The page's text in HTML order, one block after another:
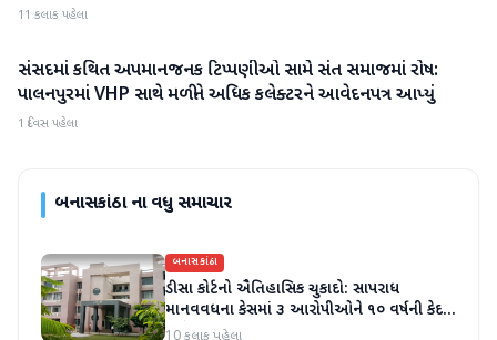
11 કલાક પહેલા
બનાસકાંઠા
સંસદમાં કથિત અપમાનજનક ટિપ્પણીઓ સામે સંત સમાજમાં રોષ:
પાલનપુરમાં VHP સાથે મળીને અધિક કલેક્ટરને આવેદનપત્ર આપ્યું
1 દિવસ પહેલા
બનાસકાંઠાના વધુ સમાચાર
બનાસકાંઠા
ડીસા કોર્ટનો ઐતિહાસિક ચુકાદો: સાપરાધ
માનવવધના કેસમાં ૩ આરોપીઓને ૧૦ વર્ષની કેદ
અને ૬ લાખનો દંડ